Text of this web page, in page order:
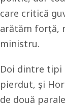
care critică
arătăm forță,
ministru.
Doi dintre tipi
pierdut, și
de două